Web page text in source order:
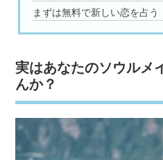
まずは無料で新しい恋を占う
実はあなたのソウル
んか？